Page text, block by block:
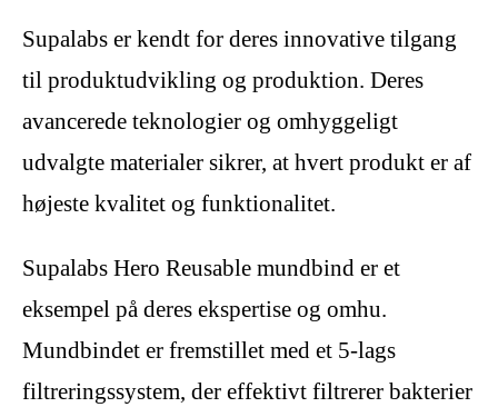
Supalabs er kendt for deres innovative tilgang
til produktudvikling og produktion. Deres
avancerede teknologier og omhyggeligt
udvalgte materialer sikrer, at hvert produkt er af
højeste kvalitet og funktionalitet.
Supalabs Hero Reusable mundbind er et
eksempel på deres ekspertise og omhu.
Mundbindet er fremstillet med et 5-lags
filtreringssystem, der effektivt filtrerer bakterier